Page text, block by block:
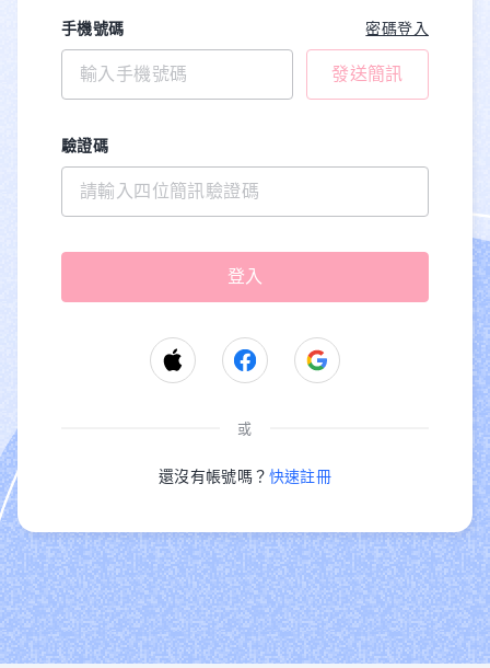
手機號碼 密碼登入
發送簡訊
驗證碼
或
還沒有帳號嗎？ 快速註冊